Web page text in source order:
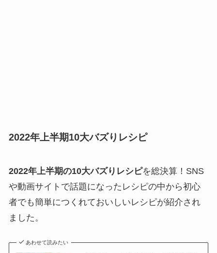
2022年上半期10大バズりレシピ
2022年上半期の10大バズりレシピを総決算！SNS
や動画サイトで話題になったレシピの中から初心
者でも簡単につくれておいしいレシピが紹介され
ました。
あわせて読みたい